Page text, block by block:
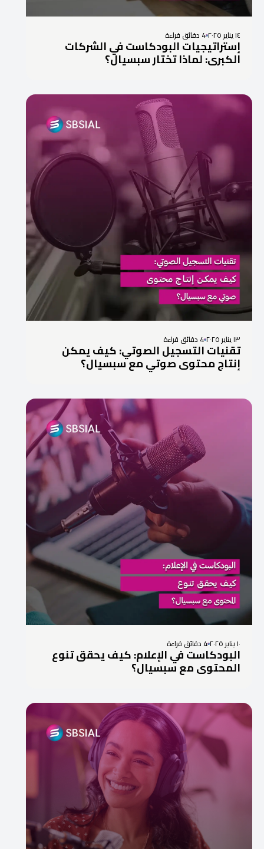
١٤ يناير ٢٠٢٥ 4 دقائق قراءة
إستراتيجيات البودكاست في الشركات
الكبرى: لماذا تختار سبسيال؟
١٣ يناير ٢٠٢٥ 4 دقائق قراءة
تقنيات التسجيل الصوتي: كيف يمكن
إنتاج محتوى صوتي مع سبسيال؟
١٠ يناير ٢٠٢٥ 4 دقائق قراءة
البودكاست في الإعلام: كيف يحقق تنوع
المحتوى مع سبسيال؟